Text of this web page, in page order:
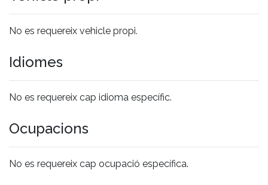
No es requereix vehicle propi.
Idiomes
No es requereix cap idioma específic.
Ocupacions
No es requereix cap ocupació específica.